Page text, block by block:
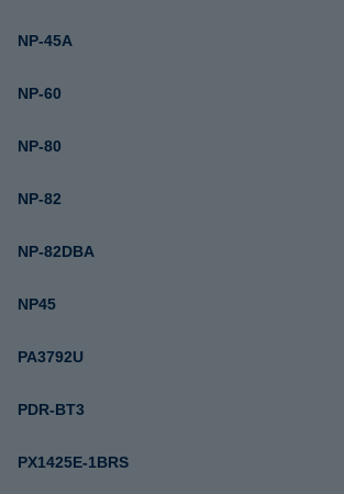
NP-45A
NP-60
NP-80
NP-82
NP-82DBA
NP45
PA3792U
PDR-BT3
PX1425E-1BRS